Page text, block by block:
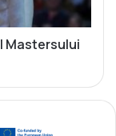
Mastersului